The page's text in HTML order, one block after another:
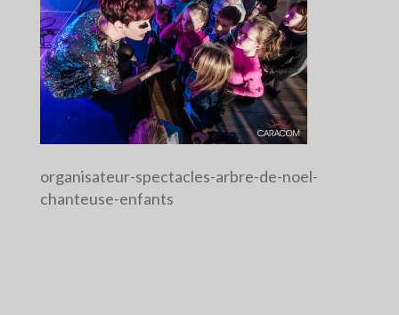
organisateur-spectacles-arbre-de-noel-
chanteuse-enfants